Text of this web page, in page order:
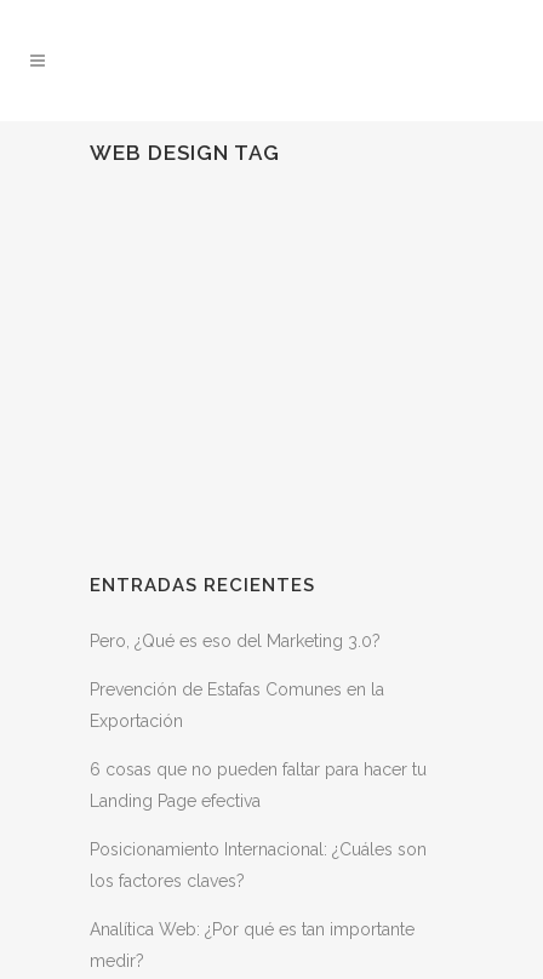
WEB DESIGN TAG
ENTRADAS RECIENTES
Pero, ¿Qué es eso del Marketing 3.0?
Prevención de Estafas Comunes en la
Exportación
6 cosas que no pueden faltar para hacer tu
Landing Page efectiva
Posicionamiento Internacional: ¿Cuáles son
los factores claves?
Analítica Web: ¿Por qué es tan importante
medir?